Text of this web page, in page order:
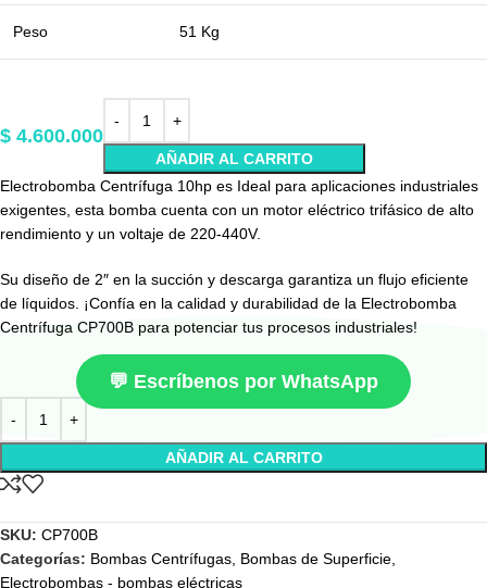
Peso 51 Kg
$ 4.600.000
AÑADIR AL CARRITO
Electrobomba Centrífuga 10hp es Ideal para aplicaciones industriales
exigentes, esta bomba cuenta con un motor eléctrico trifásico de alto
rendimiento y un voltaje de 220-440V.
Su diseño de 2″ en la succión y descarga garantiza un flujo eficiente
de líquidos. ¡Confía en la calidad y durabilidad de la Electrobomba
Centrífuga CP700B para potenciar tus procesos industriales!
💬 Escríbenos por WhatsApp
AÑADIR AL CARRITO
SKU: CP700B
Categorías: Bombas Centrífugas Bombas de Superficie
Electrobombas - bombas eléctricas